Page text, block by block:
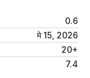
0.6
मे 15, 2026
20+
7.4